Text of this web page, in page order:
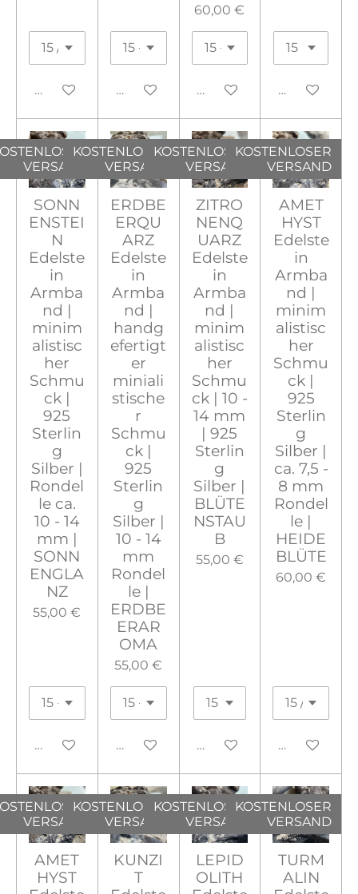
In den WarenkorbIn den Warenkorb
60,00 €
In den Warenkorb
In den
VERSAND
SONN
ENSTEI
N
Edelste
in
Armba
nd |
minim
alistisc
her
Schmu
ck |
925
Sterlin
g
Silber |
Rondel
le ca.
10 - 14
mm |
SONN
ENGLA
NZ
55,00 €
In den Warenkorb
KOSTENLOSER
VERSAND
ERDBE
ERQU
ARZ
Edelste
in
Armba
nd |
handg
efertigt
er
miniali
stische
r
Schmu
ck |
925
Sterlin
g
Silber |
10 - 14
mm
Rondel
le |
ERDBE
ERAR
OMA
55,00 €
In den Warenkorb
KOSTENLOSER
VERSAND
ZITRO
NENQ
UARZ
Edelste
in
Armba
nd |
minim
alistisc
her
Schmu
ck | 10 -
14 mm
| 925
Sterlin
g
Silber |
BLÜTE
NSTAU
B
55,00 €
In den Warenkorb
KOSTENLOSER
VERSAND
AMET
HYST
Edelste
in
Armba
nd |
minim
alistisc
her
Schmu
ck |
925
Sterlin
g
Silber |
ca. 7,5 -
8 mm
Rondel
le |
HEIDE
BLÜTE
60,00 €
In den
VERSAND
AMET
HYST
KOSTENLOSER
VERSAND
KUNZI
T
KOSTENLOSER
VERSAND
LEPID
OLITH
KOSTENLOSER
VERSAND
TURM
ALIN